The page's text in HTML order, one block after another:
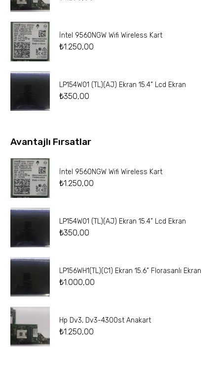
İntel 9560NGW Wifi Wireless Kart
₺1.250,00
LP154W01 (TL)(AJ) Ekran 15.4” Lcd Ekran
₺350,00
Avantajlı Fırsatlar
İntel 9560NGW Wifi Wireless Kart
₺1.250,00
LP154W01 (TL)(AJ) Ekran 15.4” Lcd Ekran
₺350,00
LP156WH1(TL)(C1) Ekran 15.6” Florasanlı Ekran
₺1.000,00
Hp Dv3, Dv3-4300st Anakart
₺1.250,00